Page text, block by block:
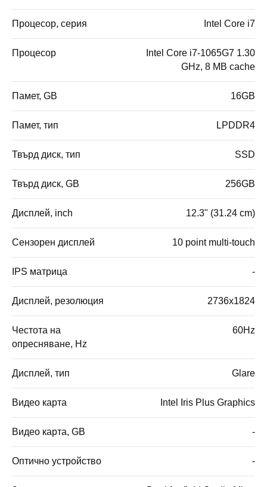
Процесор, серия Intel Core i7
Процесор
Intel Core i7-1065G7 1.30
GHz, 8 MB cache
Памет, GB 16GB
Памет, тип LPDDR4
Твърд диск, тип SSD
Твърд диск, GB 256GB
Дисплей, inch 12.3" (31.24 cm)
Сензорен дисплей 10 point multi-touch
IPS матрица -
Дисплей, резолюция 2736x1824
Честота на
опресняване, Hz
60Hz
Дисплей, тип Glare
Видео карта Intel Iris Plus Graphics
Видео карта, GB -
Оптично устройство -